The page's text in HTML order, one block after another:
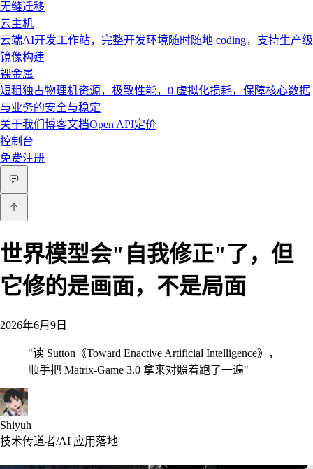
无缝迁移
云主机
云端AI开发工作站，完整开发环境随时随地 coding，支持生产级
镜像构建
裸金属
短租独占物理机资源，极致性能，0 虚拟化损耗，保障核心数据
与业务的安全与稳定
关于我们 博客文档Open API定价
控制台
免费注册
世界模型会"自我修正"了，但
它修的是画面，不是局面
2026年6月9日
"读 Sutton《Toward Enactive Artificial Intelligence》，
顺手把 Matrix-Game 3.0 拿来对照着跑了一遍"
Shiyuh
技术传道者/AI 应用落地